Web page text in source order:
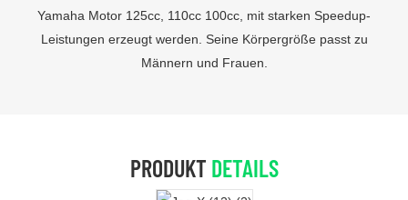
Yamaha Motor 125cc, 110cc 100cc, mit starken Speedup-
Leistungen erzeugt werden. Seine Körpergröße passt zu
Männern und Frauen.
PRODUKT DETAILS